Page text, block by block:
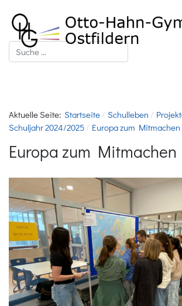
Suchen
Aktuelle Seite: Startseite Schulleben
Schuljahr 2024/2025
Europa zum Mitmachen
Europa zum Mitmachen